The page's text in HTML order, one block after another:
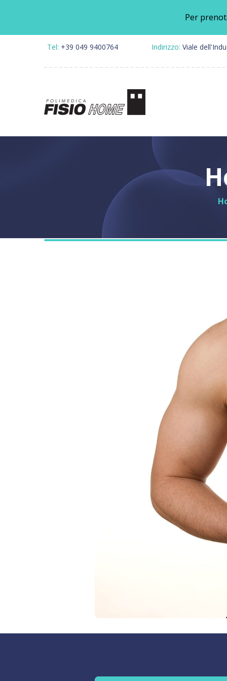
Tel: +39 049 9400764 Indirizzo: Viale
Per